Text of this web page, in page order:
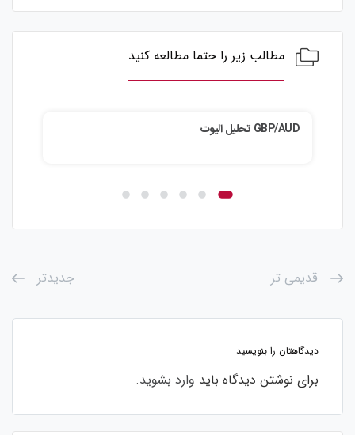
مطالب زیر را حتما مطالعه کنید
GBP/AUD تحلیل الیوت
قدیمی تر جدیدتر
دیدگاهتان را بنویسید
برای نوشتن دیدگاه باید وارد بشوید.